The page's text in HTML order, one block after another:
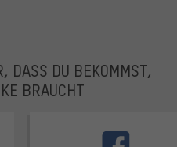
DASS DU BEKOMMST,
BRAUCHT